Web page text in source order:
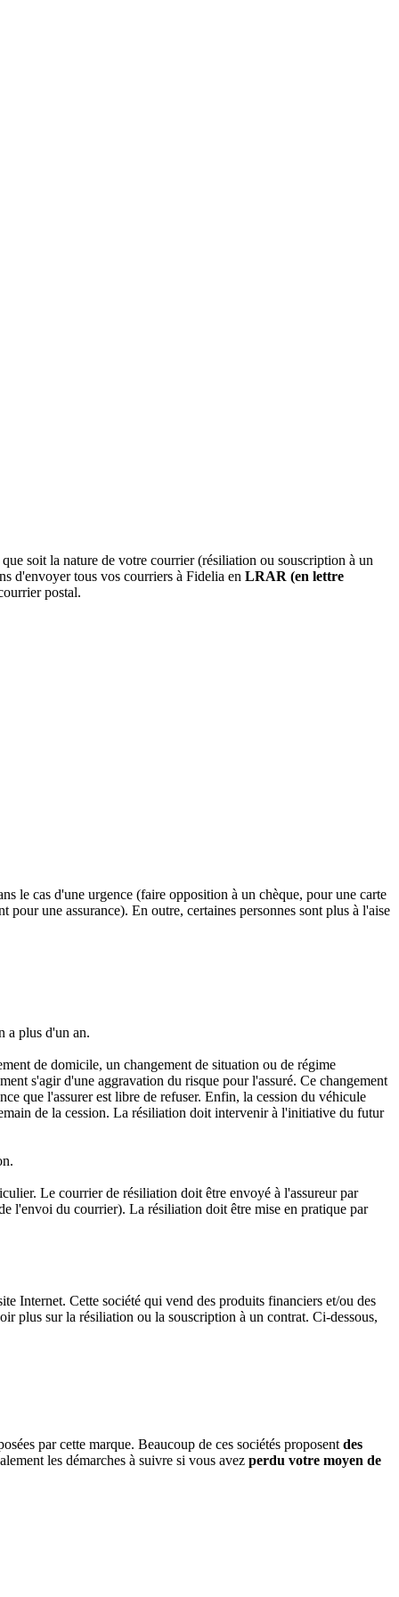
soit la nature de votre courrier (résiliation ou souscription à un
d'envoyer tous vos courriers à Fidelia en LRAR (en lettre
postal.
le cas d'une urgence (faire opposition à un chèque, pour une carte
une assurance). En outre, certaines personnes sont plus à l'aise
a plus d'un an.
de domicile, un changement de situation ou de régime
s'agir d'une aggravation du risque pour l'assuré. Ce changement
que l'assurer est libre de refuser. Enfin, la cession du véhicule
de la cession. La résiliation doit intervenir à l'initiative du futur
Le courrier de résiliation doit être envoyé à l'assureur par
l'envoi du courrier). La résiliation doit être mise en pratique par
Internet. Cette société qui vend des produits financiers et/ou des
plus sur la résiliation ou la souscription à un contrat. Ci-dessous,
par cette marque. Beaucoup de ces sociétés proposent des
les démarches à suivre si vous avez perdu votre moyen de